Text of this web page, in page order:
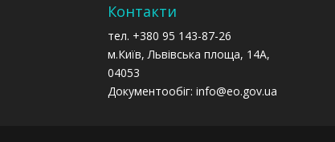
Контакти
тел. +380 95 143-87-26
м.Київ, Львівська площа, 14А,
04053
Документообіг: info@eo.gov.ua